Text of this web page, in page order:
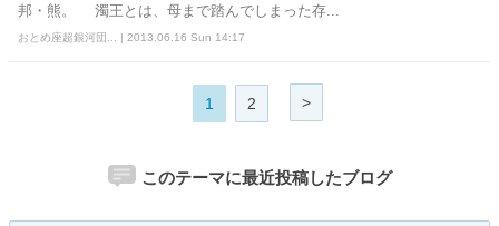
邦・熊。 濁王とは、母まで踏んでしまった存...
おとめ座超銀河団... | 2013.06.16 Sun 14:17
1 2 >
このテーマに最近投稿したブログ